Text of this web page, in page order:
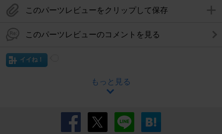
このパーツレビューをクリップして保存
このパーツレビューのコメントを見る
イイね！
もっと見る